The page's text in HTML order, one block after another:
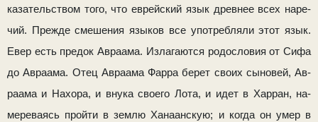
казательством того, что еврейский язык древнее всех наре­
чий. Прежде смешения языков все употребляли этот язык.
Евер есть предок Авраама. Излагаются родословия от Сифа
до Авраама. Отец Авраама Фарра берет своих сыновей, Ав­
раама и Нахора, и внука своего Лота, и идет в Харран, на­
мереваясь пройти в землю Ханаанскую; и когда он умер в